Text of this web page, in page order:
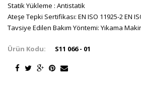
Statik Yükleme : Antistatik
Ateşe Tepki Sertifikası: EN ISO 11925-2 EN
Tavsiye Edilen Bakım Yöntemi: Yıkama
Ürün Kodu: S11 066 - 01